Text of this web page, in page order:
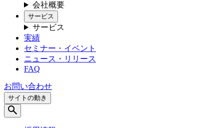
会社概要
サービス
サービス
実績
セミナー・イベント
ニュース・リリース
FAQ
お問い合わせ
サイトの動き